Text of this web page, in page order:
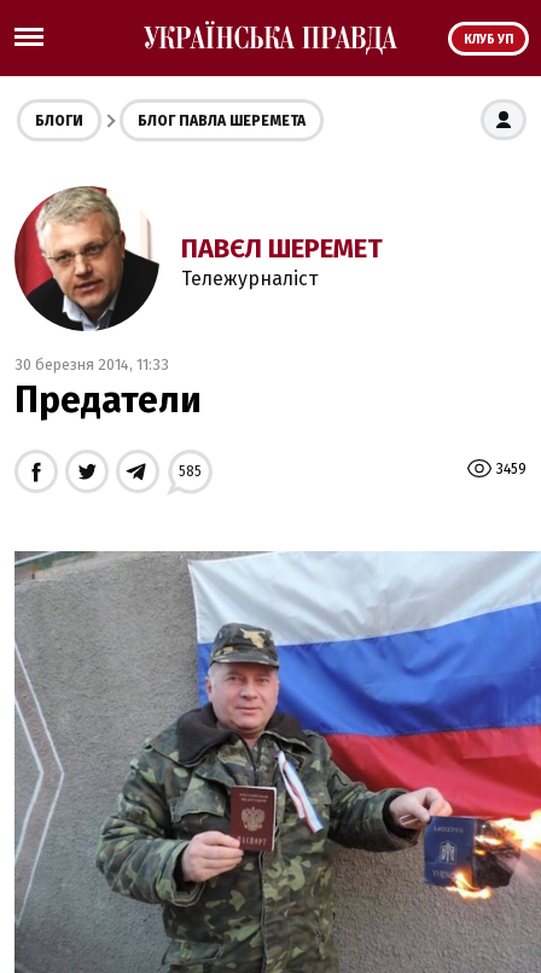
КЛУБ УП
БЛОГИ БЛОГ ПАВЛА ШЕРЕМЕТА
ПАВЄЛ ШЕРЕМЕТ
Тележурналіст
30 березня 2014, 11:33
Предатели
3459
585